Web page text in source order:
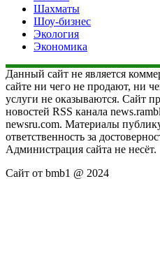
Шахматы
Шоу-бизнес
Экология
Экономика
Данный сайт не является
сайте ни чего не продают, ни
услуги не оказываются. Сайт
новостей RSS канала
newsru.com. Материалы
ответственность за
Администрация сайта не несёт.
Сайт от bmb1 @ 2024